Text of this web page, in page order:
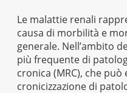
Le malattie renali
causa di morbilità e
generale. Nell’ambito
più frequente di
cronica (MRC), che può
cronicizzazione di